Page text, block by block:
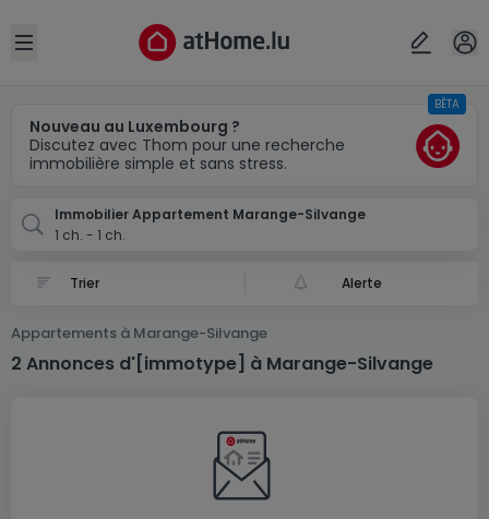
Open sidebar
Nouveau au Luxembourg ?
Discutez avec Thom pour une recherche
immobilière simple et sans stress.
BÊTA
Immobilier Appartement Marange-Silvange
1 ch. - 1 ch.
Alerte
Appartements à Marange-Silvange
2 Annonces d'[immotype] à Marange-Silvange
Localité(s)
Annuler OK